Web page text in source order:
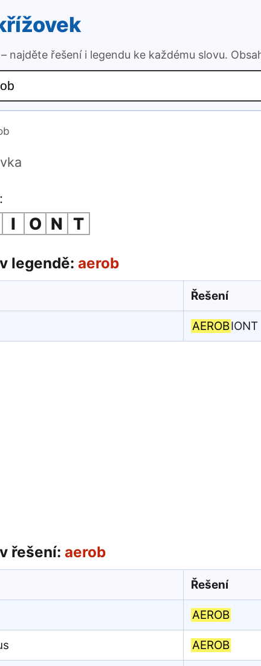
najděte řešení i legendu ke každému slovu.
:
I O N T
legendě: aerob
Řešení
AEROBIONT
řešení: aerob
Řešení
AEROB
AEROB